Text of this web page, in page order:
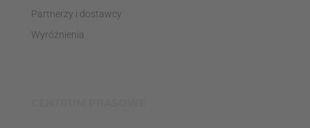
Partnerzy i dostawcy
Wyróżnienia